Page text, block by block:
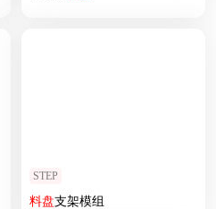
STEP
料盘支架模组